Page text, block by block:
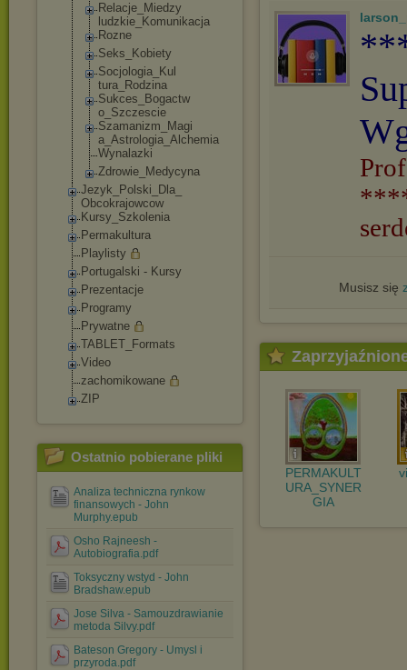
Relacje_Miedzy
ludzkie_Komuni kacja
Rozne
Seks_Kobiety
Socjologia_Kul
tura_Rodzina
Sukces_Bogactw
o_Szczescie
Szamanizm_Magi
a_Astrologia_A lchemia
Wynalazki
Zdrowie_Medycyna
Jezyk_Polski_Dla_
Obcokrajowcow
Kursy_Szkolenia
Permakultura
Playlisty
Portugalski - Kursy
Prezentacje
Programy
Prywatne
TABLET_Formats
Video
zachomikowane
ZIP
Ostatnio pobierane pliki
Analiza techniczna rynkow
finansowych - John
Murphy.epub
Osho Rajneesh -
Autobiografia.pdf
Toksyczny wstyd - John
Bradshaw.epub
Jose Silva - Samouzdrawianie
metoda Silvy.pdf
Bateson Gregory - Umysl i
przyroda.pdf
Musisz się
PERMAKULT
URA_SYNER
GIA